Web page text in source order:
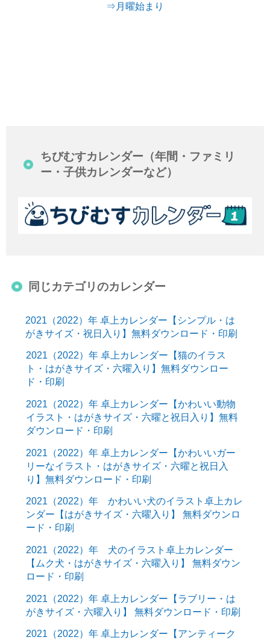
⇒月曜始まり
ちびむすカレンダー（年間・ファミリ
ー・子供カレンダーなど）
同じカテゴリのカレンダー
2021（2022）年 卓上カレンダー【シンプル・は
がきサイズ・祝日入り】無料ダウンロード・印刷
2021（2022）年 卓上カレンダー【猫のイラス
ト・はがきサイズ・六曜入り】無料ダウンロー
ド・印刷
2021（2022）年 卓上カレンダー【かわいい動物
イラスト・はがきサイズ・六曜と祝日入り】無料
ダウンロード・印刷
2021（2022）年 卓上カレンダー【かわいいガー
リーなイラスト・はがきサイズ・六曜と祝日入
り】無料ダウンロード・印刷
2021（2022）年 かわいい犬のイラスト卓上カレ
ンダー【はがきサイズ・六曜入り】 無料ダウンロ
ード・印刷
2021（2022）年 犬のイラスト卓上カレンダー
【ムク犬・はがきサイズ・六曜入り】 無料ダウン
ロード・印刷
2021（2022）年 卓上カレンダー【ラブリー・は
がきサイズ・六曜入り】 無料ダウンロード・印刷
2021（2022）年 卓上カレンダー【アンティーク